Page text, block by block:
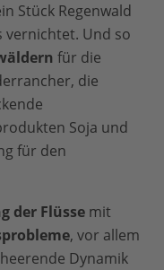
Stück Regenwald
vernichtet. Und so
für die
die
Soja und
für den
der Flüsse mit
, vor allem
Dynamik